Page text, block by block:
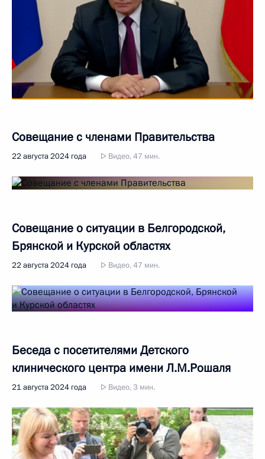
Совещание с членами Правительства
22 августа 2024 года Видео, 47 мин.
Совещание о ситуации в Белгородской,
Брянской и Курской областях
22 августа 2024 года Видео, 47 мин.
Беседа с посетителями Детского
клинического центра имени Л.М.Рошаля
21 августа 2024 года Видео, 3 мин.